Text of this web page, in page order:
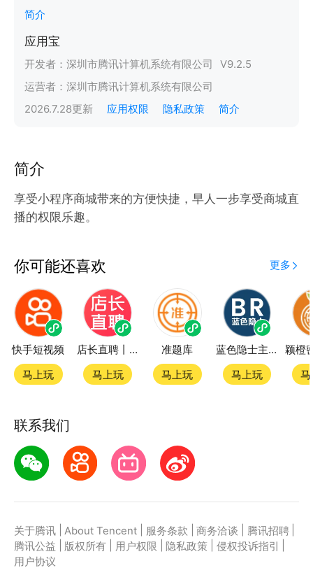
简介
应用宝
开发者： 深圳市腾讯计算机系统有限公司 V9.2.5
运营者： 深圳市腾讯计算机系统有限公司
2026.7.28更新 应用权限 隐私政策 简介
简介
享受小程序商城带来的方便快捷，早人一步享受商城直
播的权限乐趣。
你可能还喜欢 更多
快手短视频
马上玩
店长直聘丨求职招聘找工作
马上玩
准题库
马上玩
蓝色隐士主题站
马上玩
联系我们
关于腾讯 About Tencent 服务条款 商务洽谈 腾讯招聘
腾讯公益
版权所有 用户权限 隐私政策 侵权投诉指引
用户协议